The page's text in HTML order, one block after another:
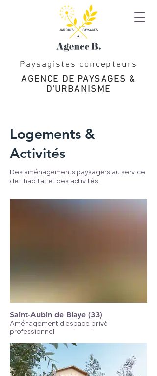
Paysagistes concepteurs
AGENCE DE PAYSAGES &
D'URBANISME
Logements &
Activités
Des aménagements paysagers au service
de l’habitat et des activités.
Saint-Aubin de Blaye (33)
Aménagement d'espace privé
professionnel